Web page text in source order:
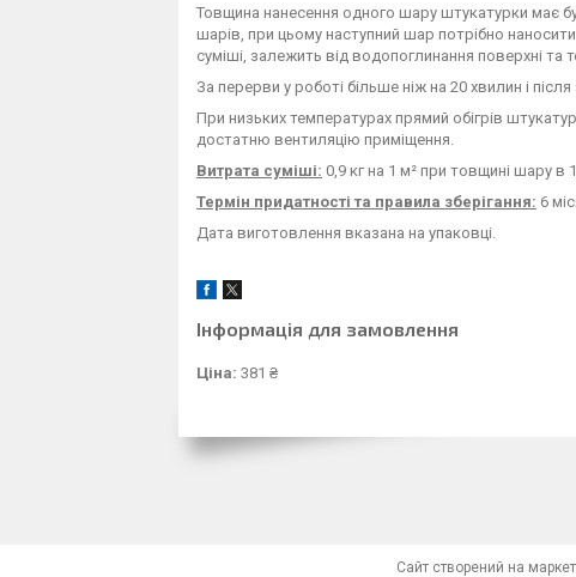
Товщина нанесення одного шару штукатурки має
шарів, при цьому наступний шар потрібно
суміші, залежить від водопоглинання поверхні
За перерви у роботі більше ніж на 20 хвилин і
При низьких температурах прямий обігрів
достатню вентиляцію приміщення.
Витрата суміші: 0,9 кг на 1 м² при товщині шару в
Термін придатності та правила зберігання: 6
Дата виготовлення вказана на упаковці.
Інформація для замовлення
Ціна: 381 ₴
Сайт створений на